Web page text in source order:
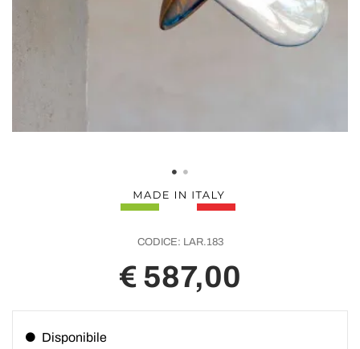
CODICE: LAR.183
€ 587,00
Disponibile